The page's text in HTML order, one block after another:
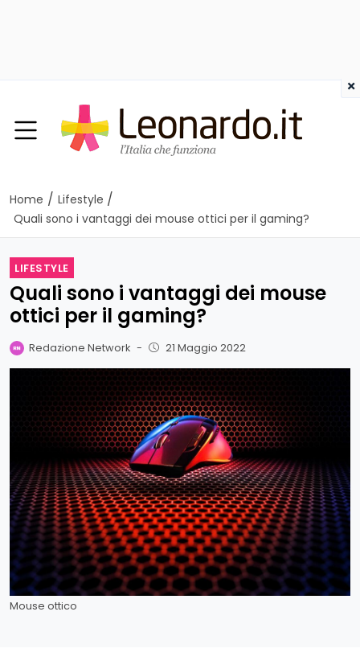
Home / Lifestyle /
Quali sono i vantaggi dei mouse ottici per il gaming?
LIFESTYLE
Quali sono i vantaggi dei mouse
ottici per il gaming?
Redazione Network - 21 Maggio 2022
Mouse ottico
×